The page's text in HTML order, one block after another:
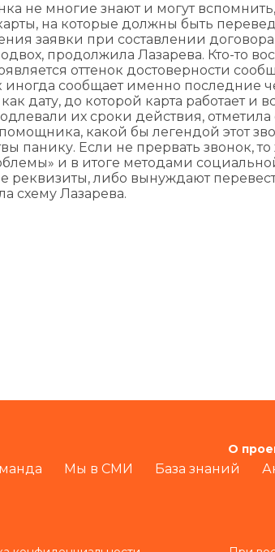
не многие знают и могут
на которые должны быть
заявки при составлении договора.
продолжила Лазарева. Кто-то
оттенок достоверности
сообщает именно последние
дату, до которой карта работает и
их сроки действия, отметила
какой бы легендой этот
панику. Если не прервать звонок,
и в итоге методами
либо вынуждают
схему Лазарева.
Мы в СМИ База знаний
О